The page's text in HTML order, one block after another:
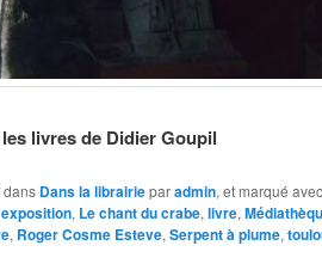
livres de Didier Goupil
dans Dans la librairieparadmin, et marqué avec
exposition, Le chant du crabe, livre,
, Roger Cosme Esteve, Serpent à plume,